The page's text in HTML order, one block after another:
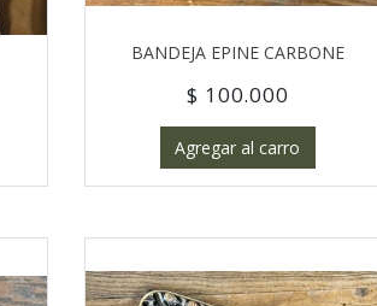
BANDEJA EPINE CARBONE
$ 100.000
Agregar al carro